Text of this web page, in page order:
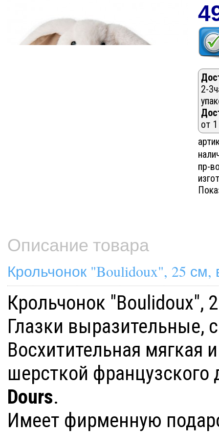
2-
от
пр-
Описание товара
Крольчонок "Boulidoux", 25
Крольчонок "Boulidoux",
Глазки выразительные,
Восхитительная мягкая
шерсткой
Dours.
Имеет фирменную